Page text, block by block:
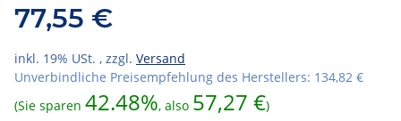
77,55 €
inkl. 19% USt. , zzgl. Versand
Unverbindliche Preisempfehlung des Herstellers: 134,82 €
(Sie sparen 42.48%, also 57,27 €)